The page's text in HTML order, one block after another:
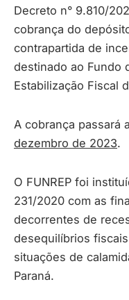
Decreto n° 9.810/
cobrança do
contrapartida de
destinado ao Fundo
Estabilização Fiscal
A cobrança passará
dezembro de 2023.
O FUNREP foi
231/2020 com as
decorrentes de
desequilíbrios
situações de
Paraná.